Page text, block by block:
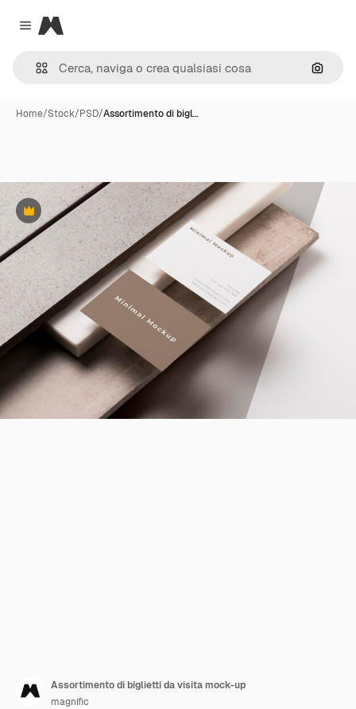
Close menu
Magnific
Cerca
Home/Stock/PSD/Assortimento di bigl…
Premium
Assortimento di biglietti da visita mock-up
magnific